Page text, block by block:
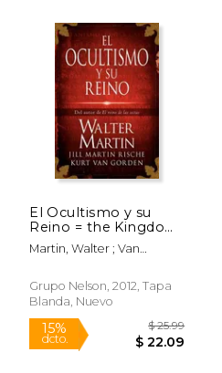
15%
dcto. $ 20.40
Rápido
El Ocultismo y su
Reino = the Kingdom
of the Occult
Martin, Walter ; Van
Martin
Grupo Nelson, 2012, Tapa
Blanda, Nuevo